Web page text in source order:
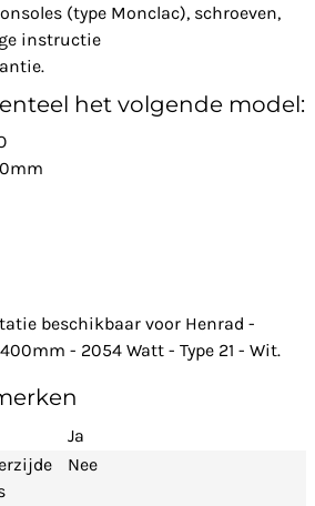
(type Monclac), schroeven,
instructie
het volgende model:
beschikbaar voor Henrad -
- 2054 Watt - Type 21 - Wit.
Ja
Nee